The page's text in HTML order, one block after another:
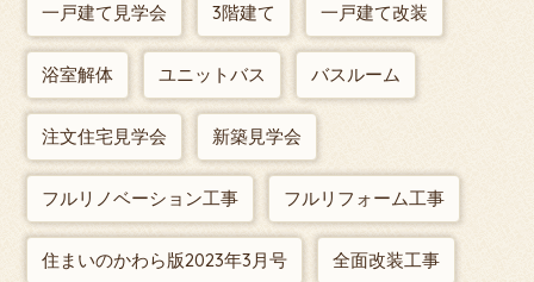
一戸建て見学会 3階建て 一戸建て改装
浴室解体 ユニットバス バスルーム
注文住宅見学会 新築見学会
フルリノベーション工事 フルリフォーム工事
住まいのかわら版2023年3月号 全面改装工事